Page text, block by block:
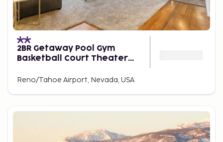
2BR Getaway Pool Gym
Basketball Court Theater
Reno/Tahoe Airport, Nevada, USA